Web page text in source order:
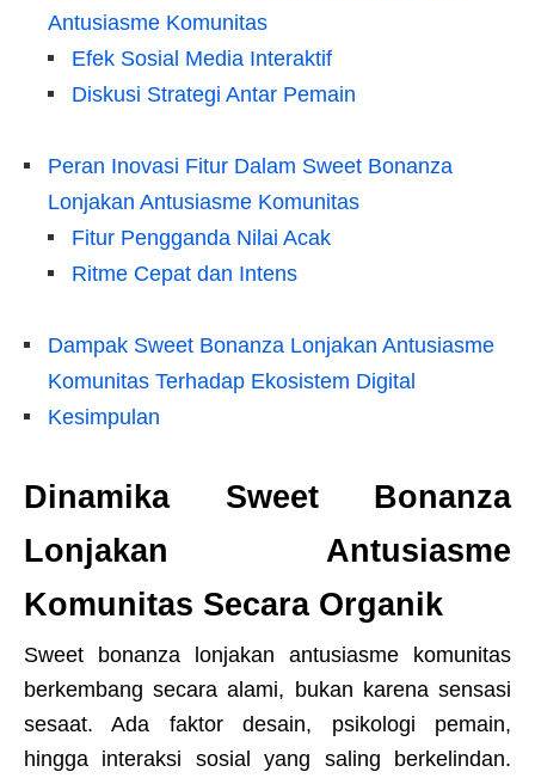
Antusiasme Komunitas
Efek Sosial Media Interaktif
Diskusi Strategi Antar Pemain
Peran Inovasi Fitur Dalam Sweet Bonanza
Lonjakan Antusiasme Komunitas
Fitur Pengganda Nilai Acak
Ritme Cepat dan Intens
Dampak Sweet Bonanza Lonjakan Antusiasme
Komunitas Terhadap Ekosistem Digital
Kesimpulan
Dinamika Sweet Bonanza
Lonjakan Antusiasme
Komunitas Secara Organik
Sweet bonanza lonjakan antusiasme komunitas
berkembang secara alami, bukan karena sensasi
sesaat. Ada faktor desain, psikologi pemain,
hingga interaksi sosial yang saling berkelindan.